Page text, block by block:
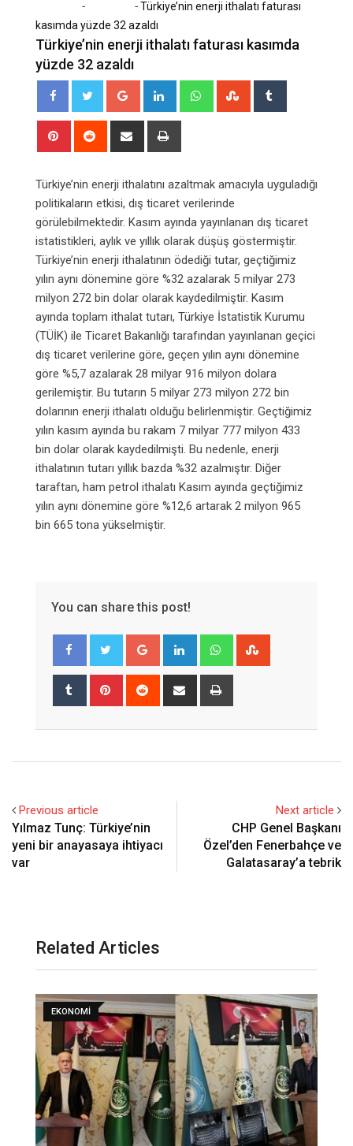
- -Türkiye’nin enerji ithalatı faturası
kasımda yüzde 32 azaldı
Türkiye’nin enerji ithalatı faturası kasımda
yüzde 32 azaldı
Google+ LinkedIn WhatsappStumbleUpon
Pinterest Reddit
Share
Türkiye’nin enerji ithalatını azaltmak amacıyla uyguladığı
politikaların etkisi, dış ticaret verilerinde
görülebilmektedir. Kasım ayında yayınlanan dış ticaret
istatistikleri, aylık ve yıllık olarak düşüş göstermiştir.
Türkiye’nin enerji ithalatının ödediği tutar, geçtiğimiz
yılın aynı dönemine göre %32 azalarak 5 milyar 273
milyon 272 bin dolar olarak kaydedilmiştir. Kasım
ayında toplam ithalat tutarı, Türkiye İstatistik Kurumu
(TÜİK) ile Ticaret Bakanlığı tarafından yayınlanan geçici
dış ticaret verilerine göre, geçen yılın aynı dönemine
göre %5,7 azalarak 28 milyar 916 milyon dolara
gerilemiştir. Bu tutarın 5 milyar 273 milyon 272 bin
dolarının enerji ithalatı olduğu belirlenmiştir. Geçtiğimiz
yılın kasım ayında bu rakam 7 milyar 777 milyon 433
bin dolar olarak kaydedilmişti. Bu nedenle, enerji
ithalatının tutarı yıllık bazda %32 azalmıştır. Diğer
taraftan, ham petrol ithalatı Kasım ayında geçtiğimiz
yılın aynı dönemine göre %12,6 artarak 2 milyon 965
bin 665 tona yükselmiştir.
You can share this post!
Google+ LinkedIn Whatsapp
Tumblr Pinterest Reddit
Share
Previous article
Yılmaz Tunç: Türkiye’nin
yeni bir anayasaya ihtiyacı
var
Next article
CHP Genel Başkanı
Özel’den Fenerbahçe ve
Galatasaray’a tebrik
Related Articles
EKONOMI